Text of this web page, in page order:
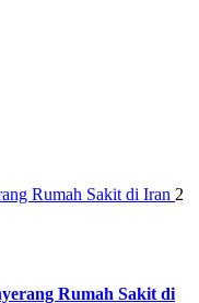
Rumah Sakit di Iran 2
Rumah Sakit di